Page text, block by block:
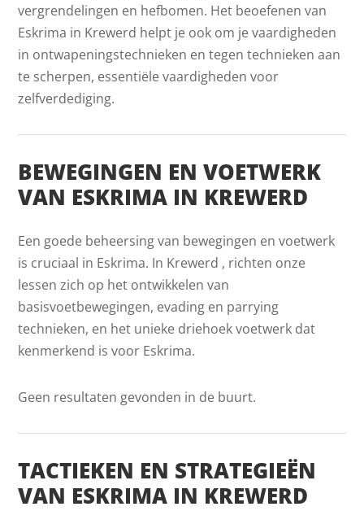
vergrendelingen en hefbomen. Het beoefenen van
Eskrima in Krewerd helpt je ook om je vaardigheden
in ontwapeningstechnieken en tegen technieken aan
te scherpen, essentiële vaardigheden voor
zelfverdediging.
BEWEGINGEN EN VOETWERK
VAN ESKRIMA IN KREWERD
Een goede beheersing van bewegingen en voetwerk
is cruciaal in Eskrima. In Krewerd , richten onze
lessen zich op het ontwikkelen van
basisvoetbewegingen, evading en parrying
technieken, en het unieke driehoek voetwerk dat
kenmerkend is voor Eskrima.
Geen resultaten gevonden in de buurt.
TACTIEKEN EN STRATEGIEËN
VAN ESKRIMA IN KREWERD